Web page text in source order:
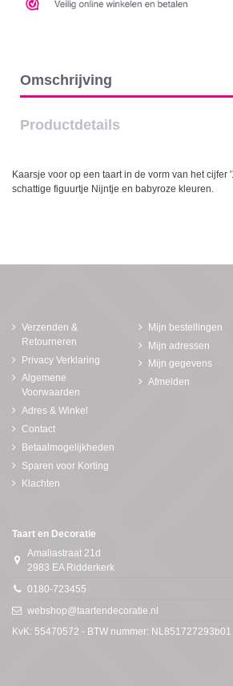
Omschrijving
Productdetails
Kaarsje voor op een taart in de vorm van het cijfer
schattige figuurtje Nijntje en babyroze kleuren.
Verzenden &
Retourneren
Privacy Verklaring
Algemene
Voorwaarden
Adres & Winkel
Contact
Betaalmogelijkheden
Sparen voor Korting
Klachten
Mijn bestellingen
Mijn adressen
Mijn gegevens
Afmelden
Taart en Decoratie
Amaliastraat 21d
2983 EA Ridderkerk
0180-723455
webshop@taartendecoratie.nl
KvK: 55470572 - BTW nummer: NL851727293b01